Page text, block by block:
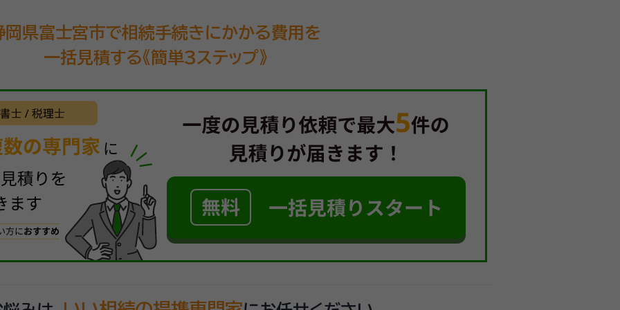
岡県富士宮市で相続手続きにかかる費用を
一括見積する《簡単3ステップ》